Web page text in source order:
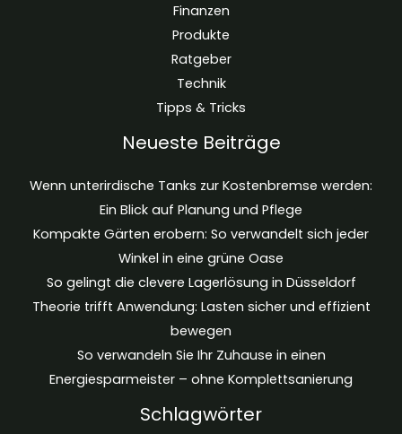
Finanzen
Produkte
Ratgeber
Technik
Tipps & Tricks
Neueste Beiträge
Wenn unterirdische Tanks zur Kostenbremse werden:
Ein Blick auf Planung und Pflege
Kompakte Gärten erobern: So verwandelt sich jeder
Winkel in eine grüne Oase
So gelingt die clevere Lagerlösung in Düsseldorf
Theorie trifft Anwendung: Lasten sicher und effizient
bewegen
So verwandeln Sie Ihr Zuhause in einen
Energiesparmeister – ohne Komplettsanierung
Schlagwörter